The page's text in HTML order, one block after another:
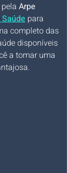
Arpe
para
completo das
disponíveis
a tomar uma